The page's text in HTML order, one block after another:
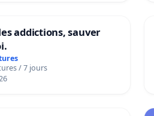
addictions, sauver
/ 7 jours